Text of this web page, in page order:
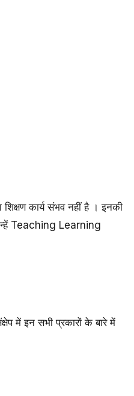
शिक्षण कार्य संभव नहीं है । इनकी
Teaching Learning
में इन सभी प्रकारों के बारे में